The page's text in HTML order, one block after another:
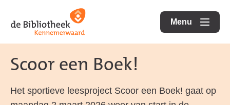
direct
content
direct
footer
naar
de
homepagina
Menu
openen
Scoor een Boek!
Het sportieve leesproject Scoor een Boek! gaat op